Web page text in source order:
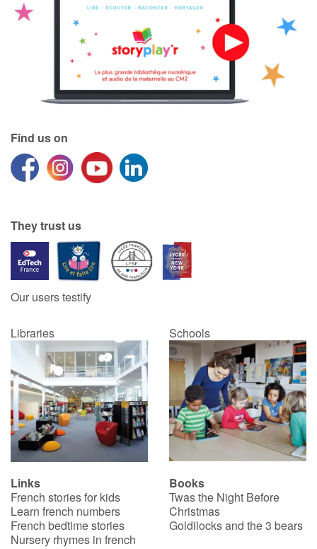
Find us on
They trust us
Our users testify
Libraries Schools
Links
French stories for kids
Learn french numbers
French bedtime stories
Nursery rhymes in french
Books
Twas the Night Before
Christmas
Goldilocks and the 3 bears